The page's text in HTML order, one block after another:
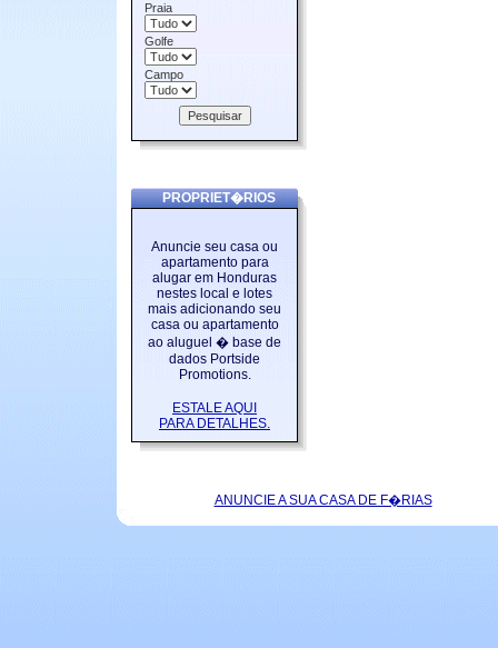
Praia
Golfe
Campo
PROPRIET�RIOS
Anuncie seu casa ou
apartamento para
alugar em Honduras
nestes local e lotes
mais adicionando seu
casa ou apartamento
ao aluguel � base de
dados Portside
Promotions.
ESTALE AQUI
PARA DETALHES.
ANUNCIE A SUA CASA DE F�RIAS